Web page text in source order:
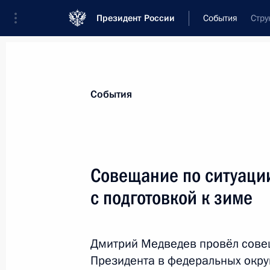
Президент России События
Новости
О проведении сезонов русского
События
Совещание по
с подготовкой к зиме
Дмитрий Медведев провёл
Президента в федеральных